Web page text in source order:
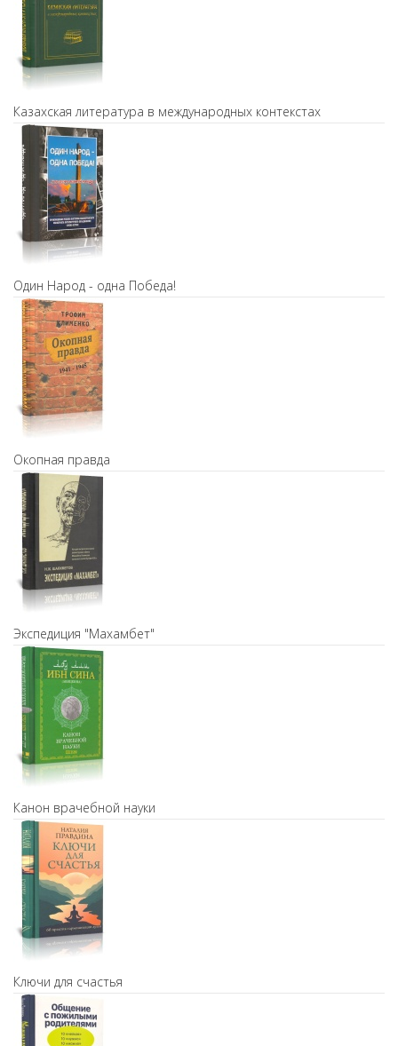
Казахская литература в международных контекстах
Один Народ - одна Победа!
Окопная правда
Экспедиция "Махамбет"
Канон врачебной науки
Ключи для счастья